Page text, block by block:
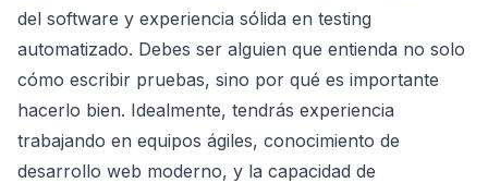
del software y experiencia sólida en testing
automatizado. Debes ser alguien que entienda no solo
cómo escribir pruebas, sino por qué es importante
hacerlo bien. Idealmente, tendrás experiencia
trabajando en equipos ágiles, conocimiento de
desarrollo web moderno, y la capacidad de